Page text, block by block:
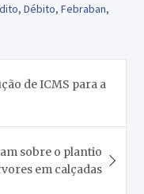
, Débito, Febraban,
de ICMS para a
sobre o plantio
em calçadas